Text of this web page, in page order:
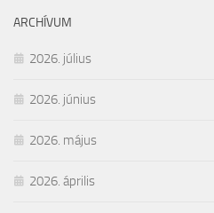
ARCHÍVUM
2026. július
2026. június
2026. május
2026. április